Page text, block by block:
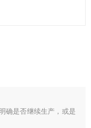
确是否继续生产，或是